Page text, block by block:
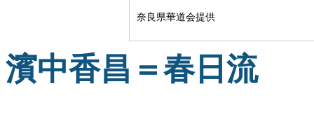
奈良県華道会提供
濱中香昌＝春日流